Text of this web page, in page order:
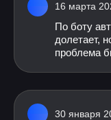
16 марта
По боту
долетает,
проблема
30 января